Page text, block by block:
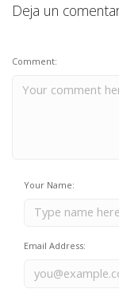
Deja un
Comment:
Your Name:
Email Address: